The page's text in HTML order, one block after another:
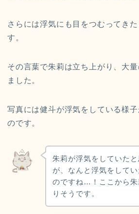
さらには浮気にも目をつむってき
す。
その言葉で朱莉は立ち上がり、大
ました。
写真には健斗が浮気をしている様
のです。
朱莉が浮気をしていた
が、なんと浮気をして
のですね…！ここから
りそうです。